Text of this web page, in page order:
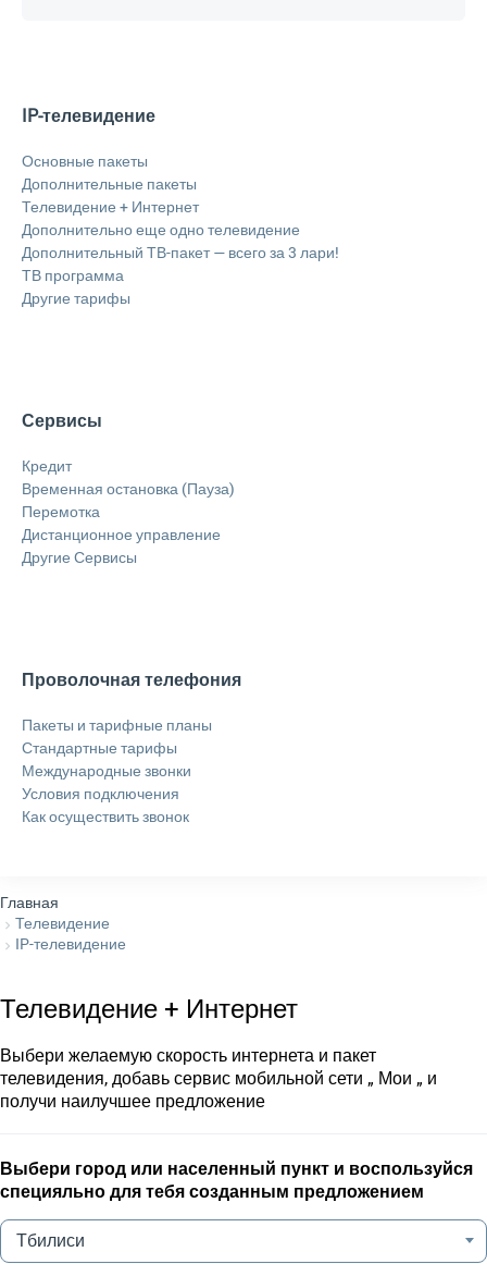
IP-телевидение
Основные пакеты
Дополнительные пакеты
Телевидение + Интернет
Дополнительно еще одно телевидение
Дополнительный ТВ-пакет — всего за 3 лари!
ТВ программа
Другие тарифы
Сервисы
Кредит
Временная остановка (Пауза)
Перемотка
Дистанционное управление
Другие Сервисы
Проволочная телефония
Пакеты и тарифные планы
Стандартные тарифы
Международные звонки
Условия подключения
Как осуществить звонок
Главная
Телевидение
IP-телевидение
Телевидение + Интернет
Выбери желаемую скорость интернета и пакет
телевидения, добавь сервис мобильной сети „ Мои „ и
получи наилучшее предложение
Выбери город или населенный пункт и воспользуйся
специяльно для тебя созданным предложением
Тбилиси